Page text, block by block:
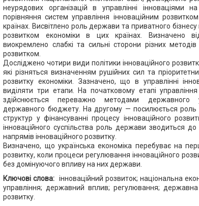
неурядових організацій в управлінні інноваціями
порівняння систем управління інноваційним
країнах. Висвітлено роль держави та приватного бізнесу
розвитком економіки в цих країнах. Визначено
виокремлено слабкі та сильні сторони різних методів
розвитком.
Досліджено чотири види політики інноваційного
які різняться визначенням рушійних сил та
розвитку економіки. Зазначено, що в управлінні
виділяти три етапи. На початковому етапі
здійснюється переважно методами державного
державного бюджету. На другому — посилюється роль
структур у фінансуванні процесу інноваційного
інноваційного суспільства роль держави зводиться
напрямів інноваційного розвитку.
Визначено, що українська економіка перебуває на
розвитку, коли процеси регулювання інноваційного
без домінуючого впливу на них держави.
Ключові слова: інноваційний розвиток; національна
управління; державний вплив; регулювання; державна
розвитку.